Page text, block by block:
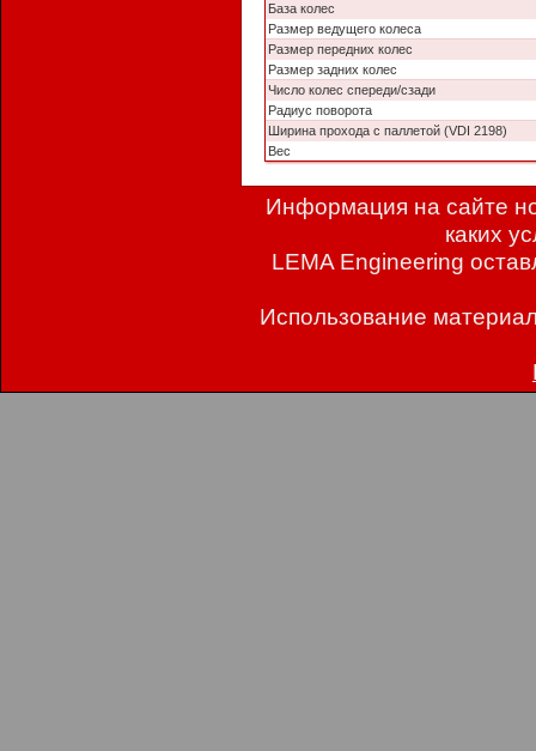
База колес
Размер ведущего колеса
Размер передних колес
Размер задних колес
Число колес спереди/сзади
Радиус поворота
Ширина прохода с паллетой (VDI 2198)
Вес
Информация на сайте
каких
LEMA Engineering
Использование